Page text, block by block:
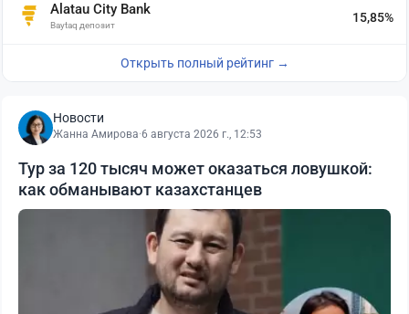
Alatau City Bank
Baytaq депозит
15,85%
Открыть полный рейтинг →
Новости
Жанна Амирова·6 августа 2026 г., 12:53
Тур за 120 тысяч может оказаться ловушкой:
как обманывают казахстанцев